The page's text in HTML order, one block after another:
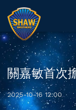
關嘉敏首次
2025-10-16 12:00